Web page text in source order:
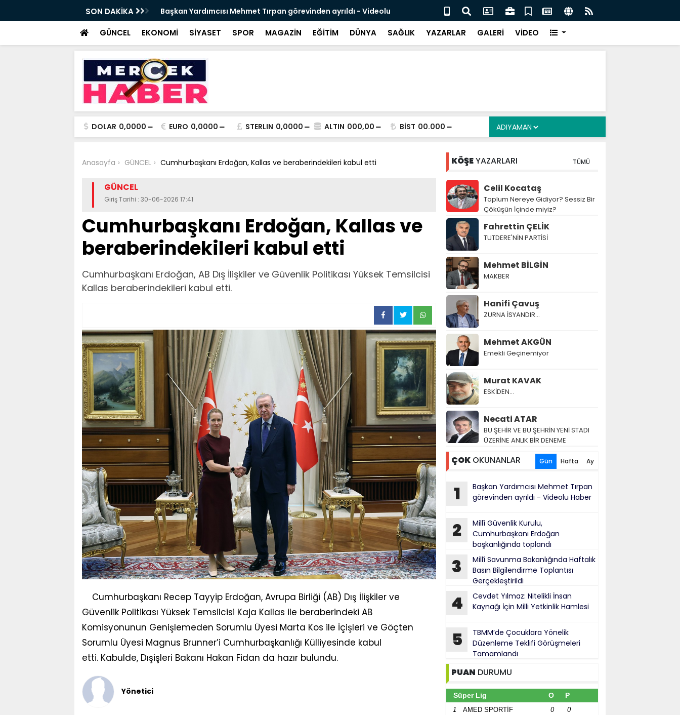
SON DAKİKA
Tırpan görevinden ayrıldı - Videolu Cevdet Yılmaz: Nitelikli İnsan Kaynağı İçin Milli Yetkinlik Hamlesi
TBMM’de Çocuklara Yönelik Düzenleme Teklifi Görüşmeleri
Tamamlandı
GÜNCEL EKONOMİ SİYASET SPOR MAGAZİN EĞİTİM DÜNYA SAĞLIK YAZARLAR GALERİ VİDEO
DOLAR 0,0000 EURO 0,0000 STERLIN 0,0000 ALTIN 000,00 BİST 00.000
Anasayfa GÜNCEL Cumhurbaşkanı Erdoğan, Kallas ve beraberindekileri kabul etti
GÜNCEL
Giriş Tarihi : 30-06-2026 17:41
Cumhurbaşkanı Erdoğan, Kallas ve
beraberindekileri kabul etti
Cumhurbaşkanı Erdoğan, AB Dış İlişkiler ve Güvenlik Politikası Yüksek Temsilcisi
Kallas beraberindekileri kabul etti.
Cumhurbaşkanı Recep Tayyip Erdoğan, Avrupa Birliği (AB) Dış İlişkiler ve
Güvenlik Politikası Yüksek Temsilcisi Kaja Kallas ile beraberindeki AB
Komisyonunun Genişlemeden Sorumlu Üyesi Marta Kos ile İçişleri ve Göçten
Sorumlu Üyesi Magnus Brunner’i Cumhurbaşkanlığı Külliyesinde kabul
etti. Kabulde, Dışişleri Bakanı Hakan Fidan da hazır bulundu.
Yönetici
KÖŞEYAZARLARI TÜMÜ
Celil Kocataş
Toplum Nereye Gidiyor? Sessiz Bir
Çöküşün İçinde miyiz?
Fahrettin ÇELİK
TUTDERE'NİN PARTİSİ
Mehmet BİLGİN
MAKBER
Hanifi Çavuş
ZURNA İSYANDIR...
Mehmet AKGÜN
Emekli Geçinemiyor
Murat KAVAK
ESKİDEN...
Necati ATAR
BU ŞEHİR VE BU ŞEHRİN YENİ STADI
ÜZERİNE ANLIK BİR DENEME
ÇOK OKUNANLAR Gün Hafta Ay
1
Başkan Yardımcısı Mehmet Tırpan
görevinden ayrıldı - Videolu Haber
2
Millî Güvenlik Kurulu,
Cumhurbaşkanı Erdoğan
başkanlığında toplandı
3
Millî Savunma Bakanlığında Haftalık
Basın Bilgilendirme Toplantısı
Gerçekleştirildi
4
Cevdet Yılmaz: Nitelikli İnsan
Kaynağı İçin Milli Yetkinlik Hamlesi
5
TBMM’de Çocuklara Yönelik
Düzenleme Teklifi Görüşmeleri
Tamamlandı
PUAN DURUMU
Süper Lig O P
1
AMED SPORTİF
0 0